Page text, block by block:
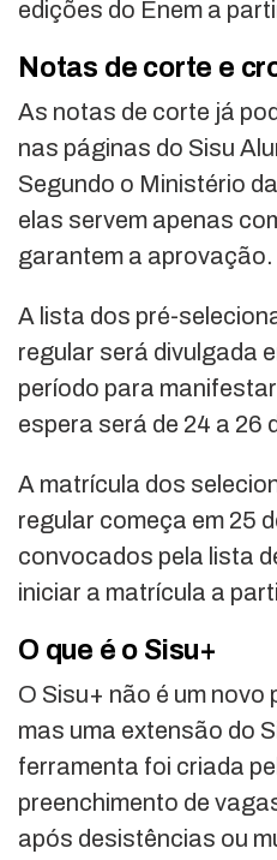
edições do Enem a
Notas de corte e
As notas de corte já
nas páginas do Sisu
Segundo o Ministério
elas servem apenas
garantem a aprovação.
A lista dos pré-
regular será divulgada
período para
espera será de 24 a 26
A matrícula dos
regular começa em 25
convocados pela lista
iniciar a matrícula a
O que é o Sisu+
O Sisu+ não é um
mas uma extensão do
ferramenta foi criada
preenchimento de
após desistências ou